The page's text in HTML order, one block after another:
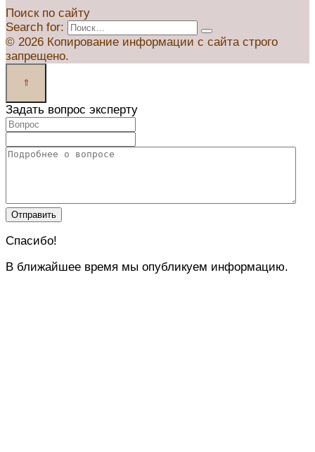
Поиск по сайту
Search for:
© 2026 Копирование информации с сайта строго
запрещено.
Задать вопрос эксперту
Спасибо!
В ближайшее время мы опубликуем информацию.